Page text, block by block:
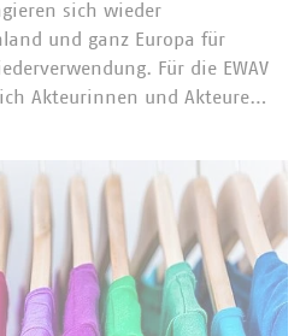
sich wieder
und ganz Europa für
Für die EWAV
Akteurinnen und Akteure…